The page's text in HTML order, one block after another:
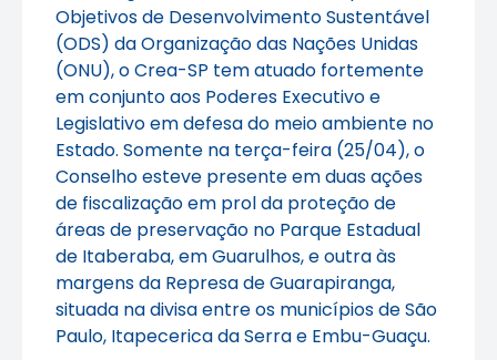
Objetivos de Desenvolvimento Sustentável
(ODS) da Organização das Nações Unidas
(ONU), o Crea-SP tem atuado fortemente
em conjunto aos Poderes Executivo e
Legislativo em defesa do meio ambiente no
Estado. Somente na terça-feira (25/04), o
Conselho esteve presente em duas ações
de fiscalização em prol da proteção de
áreas de preservação no Parque Estadual
de Itaberaba, em Guarulhos, e outra às
margens da Represa de Guarapiranga,
situada na divisa entre os municípios de São
Paulo, Itapecerica da Serra e Embu-Guaçu.